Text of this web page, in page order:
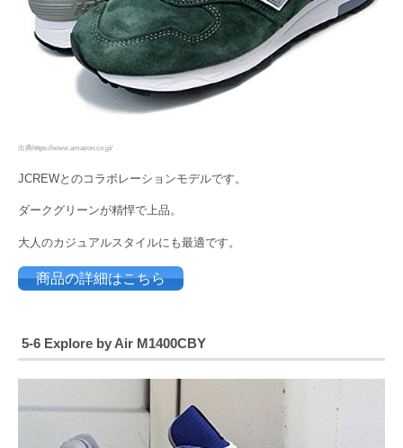
出典https://www.amazon.co.jp/
JCREWとのコラボレーションモデルです。
ダークグリーンが精悍で上品。
大人のカジュアルスタイルにも最適です。
商品の詳細はこちら
5-6 Explore by Air M1400CBY